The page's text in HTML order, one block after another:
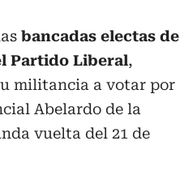
bancadas electas de
Partido Liberal,
militancia a votar por
Abelardo de la
vuelta del 21 de